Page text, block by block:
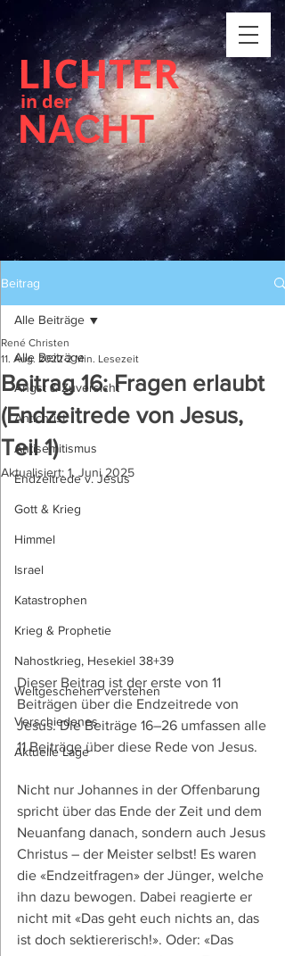
LICHTER
in der
NACHT
Beitrag
Alle Beiträge
Angst & Zuversicht
Antichrist
Antisemitismus
Endzeitrede v. Jesus
Gott & Krieg
Himmel
Israel
Katastrophen
Krieg & Prophetie
Nahostkrieg, Hesekiel 38+39
Weltgeschehen verstehen
Verschiedenes
Aktuelle Lage
Alle Beiträge
Beitrag 16: Fragen erlaubt
(Endzeitrede von Jesus,
Teil 1)
René Christen
11. Aug. 2022 2 Min. Lesezeit
Aktualisiert: 1. Juni 2025
Dieser Beitrag ist der erste von 11
Beiträgen über die Endzeitrede von
Jesus. Die Beiträge 16–26 umfassen alle
11 Beiträge über diese Rede von Jesus.
Nicht nur Johannes in der Offenbarung
spricht über das Ende der Zeit und dem
Neuanfang danach, sondern auch Jesus
Christus – der Meister selbst! Es waren
die «Endzeitfragen» der Jünger, welche
ihn dazu bewogen. Dabei reagierte er
nicht mit «Das geht euch nichts an, das
ist doch sektiererisch!». Oder: «Das